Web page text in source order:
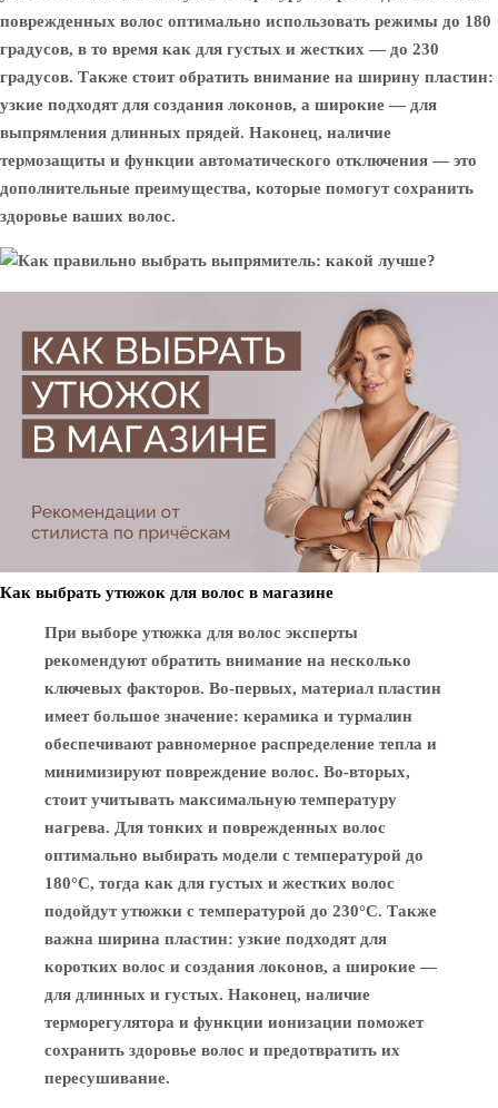
поврежденных волос оптимально использовать режимы до 180
градусов, в то время как для густых и жестких — до 230
градусов. Также стоит обратить внимание на ширину пластин:
узкие подходят для создания локонов, а широкие — для
выпрямления длинных прядей. Наконец, наличие
термозащиты и функции автоматического отключения — это
дополнительные преимущества, которые помогут сохранить
здоровье ваших волос.
Как выбрать утюжок для волос в магазине
При выборе утюжка для волос эксперты
рекомендуют обратить внимание на несколько
ключевых факторов. Во-первых, материал пластин
имеет большое значение: керамика и турмалин
обеспечивают равномерное распределение тепла и
минимизируют повреждение волос. Во-вторых,
стоит учитывать максимальную температуру
нагрева. Для тонких и поврежденных волос
оптимально выбирать модели с температурой до
180°C, тогда как для густых и жестких волос
подойдут утюжки с температурой до 230°C. Также
важна ширина пластин: узкие подходят для
коротких волос и создания локонов, а широкие —
для длинных и густых. Наконец, наличие
терморегулятора и функции ионизации поможет
сохранить здоровье волос и предотвратить их
пересушивание.